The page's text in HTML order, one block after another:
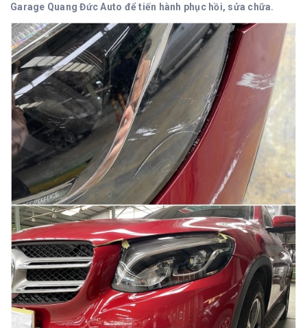
Garage Quang Đức Auto để tiến hành phục hồi, sửa chữa.